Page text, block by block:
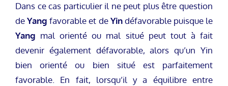
Dans ce cas particulier il ne peut plus être question
deYang favorable et deYindéfavorable puisque le
Yang mal orienté ou mal situé peut tout à fait
devenir également défavorable, alors qu’un Yin
bien orienté ou bien situé est parfaitement
favorable. En fait, lorsqu’il y a équilibre entre